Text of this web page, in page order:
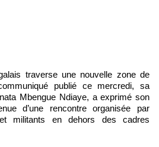
publié ce mercredi, sa
Mbengue Ndiaye, a exprimé son
d’une rencontre organisée par
militants en dehors des cadres